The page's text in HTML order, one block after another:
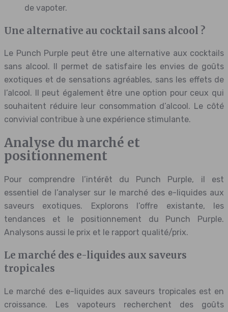
de vapoter.
Une alternative au cocktail sans alcool ?
Le Punch Purple peut être une alternative aux cocktails
sans alcool. Il permet de satisfaire les envies de goûts
exotiques et de sensations agréables, sans les effets de
l’alcool. Il peut également être une option pour ceux qui
souhaitent réduire leur consommation d’alcool. Le côté
convivial contribue à une expérience stimulante.
Analyse du marché et
positionnement
Pour comprendre l’intérêt du Punch Purple, il est
essentiel de l’analyser sur le marché des e-liquides aux
saveurs exotiques. Explorons l’offre existante, les
tendances et le positionnement du Punch Purple.
Analysons aussi le prix et le rapport qualité/prix.
Le marché des e-liquides aux saveurs
tropicales
Le marché des e-liquides aux saveurs tropicales est en
croissance. Les vapoteurs recherchent des goûts